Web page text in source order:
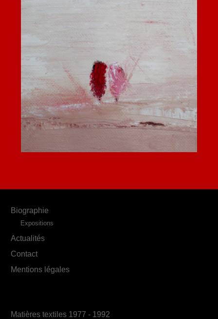
Biographie
Expositions
Actualités
Contact
Mentions légales
Matières textiles 1977 - 1992